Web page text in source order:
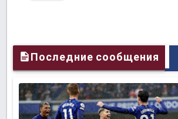
Последние сообщения